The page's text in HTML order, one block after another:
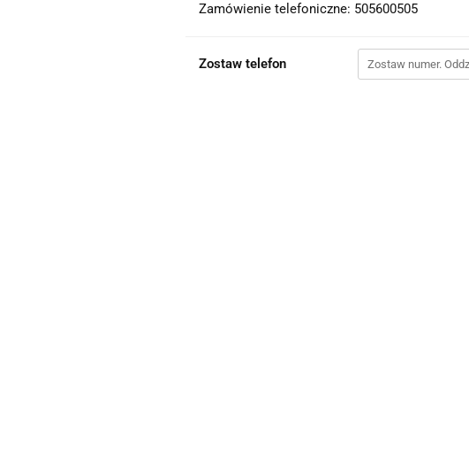
Zamówienie telefoniczne: 505600505
Zostaw telefon